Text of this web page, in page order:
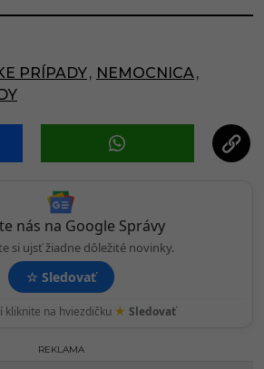
PRÍPADY, NEMOCNICA ,
nás na Google Správy
si ujsť žiadne dôležité novinky.
☆ Sledovať
kliknite na hviezdičku ★ Sledovať
REKLAMA